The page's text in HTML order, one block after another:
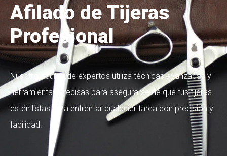
Afilado de Tijeras
Profesional
Nuestro equipo de expertos utiliza técnicas avanzadas y
herramientas precisas para asegurarse de que tus tijeras
estén listas para enfrentar cualquier tarea con precisión y
facilidad.